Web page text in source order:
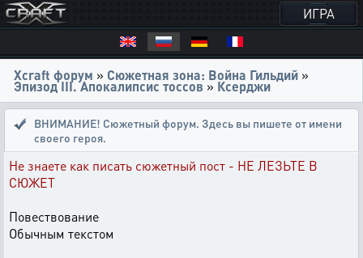
ИГРА
Xcraft форум » Сюжетная зона: Война Гильдий »
Эпизод III. Апокалипсис тоссов » Ксерджи
ВНИМАНИЕ! Сюжетный форум. Здесь вы пишете от имени
своего героя.
Не знаете как писать сюжетный пост - НЕ ЛЕЗЬТЕ В
СЮЖЕТ
Повествование
Обычным текстом